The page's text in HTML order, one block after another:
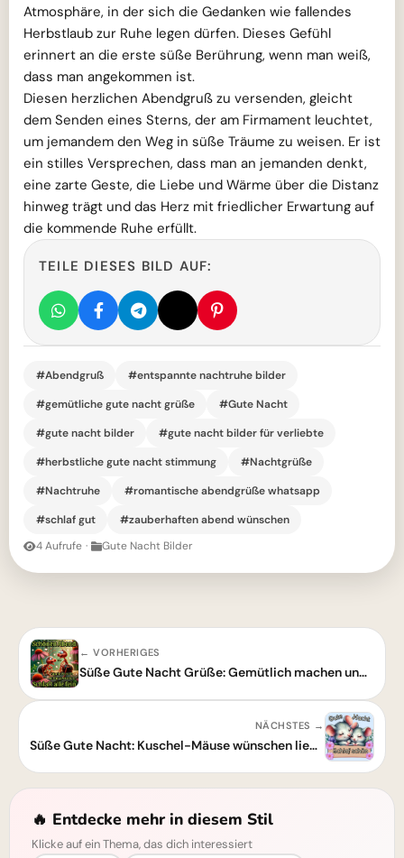
Atmosphäre, in der sich die Gedanken wie fallendes
Herbstlaub zur Ruhe legen dürfen. Dieses Gefühl
erinnert an die erste süße Berührung, wenn man weiß,
dass man angekommen ist.
Diesen herzlichen Abendgruß zu versenden, gleicht
dem Senden eines Sterns, der am Firmament leuchtet,
um jemandem den Weg in süße Träume zu weisen. Er ist
ein stilles Versprechen, dass man an jemanden denkt,
eine zarte Geste, die Liebe und Wärme über die Distanz
hinweg trägt und das Herz mit friedlicher Erwartung auf
die kommende Ruhe erfüllt.
TEILE DIESES BILD AUF:
#Abendgruß
#entspannte nachtruhe bilder
#gemütliche gute nacht grüße
#Gute Nacht
#gute nacht bilder
#gute nacht bilder für verliebte
#herbstliche gute nacht stimmung
#Nachtgrüße
#Nachtruhe
#romantische abendgrüße whatsapp
#schlaf gut
#zauberhaften abend wünschen
4 Aufrufe · Gute Nacht Bilder
← VORHERIGES
Süße Gute Nacht Grüße: Gemütlich machen und fein schlafen
NÄCHSTES →
Süße Gute Nacht: Kuschel-Mäuse wünschen liebevolle Träume.
🔥 Entdecke mehr in diesem Stil
Klicke auf ein Thema, das dich interessiert